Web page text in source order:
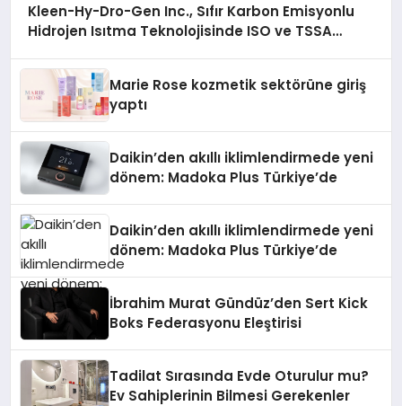
Kleen-Hy-Dro-Gen Inc., Sıfır Karbon Emisyonlu
Hidrojen Isıtma Teknolojisinde ISO ve TSSA
Marie Rose kozmetik sektörüne giriş
yaptı
Daikin’den akıllı iklimlendirmede yeni
dönem: Madoka Plus Türkiye’de
Daikin’den akıllı iklimlendirmede yeni
dönem: Madoka Plus Türkiye’de
İbrahim Murat Gündüz’den Sert Kick
Boks Federasyonu Eleştirisi
Tadilat Sırasında Evde Oturulur mu?
Ev Sahiplerinin Bilmesi Gerekenler